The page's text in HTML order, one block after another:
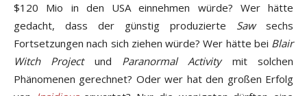
$120 Mio in den USA einnehmen würde? Wer hätte
gedacht, dass der günstig produzierte Sawsechs
Fortsetzungen nach sich ziehen würde? Wer hätte bei Blair
Witch Projectund Paranormal Activitymit solchen
Phänomenen gerechnet? Oder wer hat den großen Erfolg